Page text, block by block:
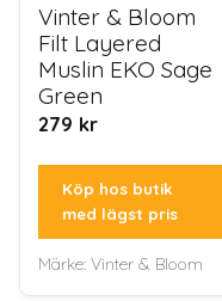
Vinter & Bloom
Filt Layered
Muslin EKO Sage
Green
279 kr
Köp hos butik
med lägst pris
Märke: Vinter & Bloom